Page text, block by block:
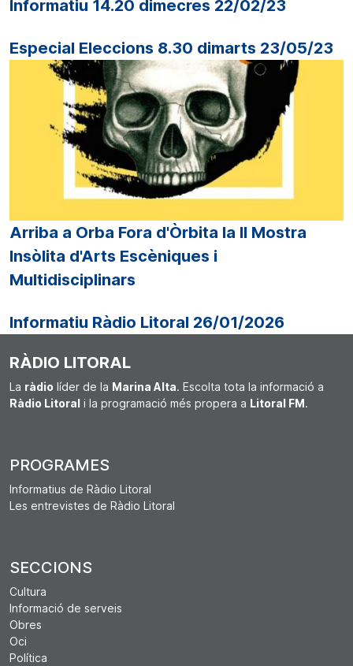
Informatiu 14.20 dimecres 22/02/23
Especial Eleccions 8.30 dimarts 23/05/23
Arriba a Orba Fora d'Òrbita la II Mostra
Insòlita d'Arts Escèniques i
Multidisciplinars
Informatiu Ràdio Litoral 26/01/2026
RÀDIO LITORAL
La ràdio líder de la Marina Alta. Escolta tota la informació a
Ràdio Litoral i la programació més propera a Litoral FM.
PROGRAMES
Informatius de Ràdio Litoral
Les entrevistes de Ràdio Litoral
SECCIONS
Cultura
Informació de serveis
Obres
Oci
Política